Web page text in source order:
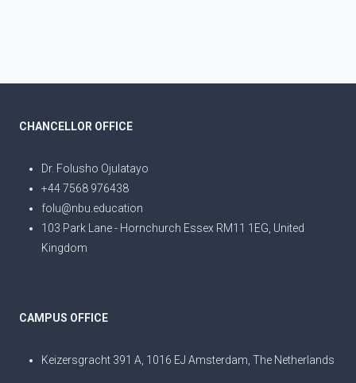
CHANCELLOR OFFICE
Dr. Folusho Ojulatayo
+44 7568 976438
folu@nbu.education
103 Park Lane - Hornchurch Essex RM11 1EG, United
Kingdom
CAMPUS OFFICE
Keizersgracht 391 A, 1016 EJ Amsterdam, The Netherlands